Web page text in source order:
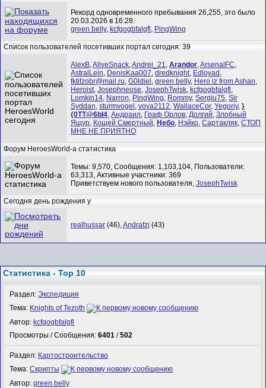
Рекорд одновременного пребывания 26,255, это было
20.03.2026 в 16:28.
green belly, kcfgogbfalgfl , PingWing
Список пользователей посетивших портал сегодня: 39
AlexB,AliveSnack,Andrei_21, Arandor,ArsenalFC,
AstralLein, DenisKaa007, dredknight, Edloyad ,
fktifzobr@mail.ru, G0ldiel , green belly, Hero iz from Ashan,
Heroist, Josephneose, JosephTwisk, kcfgogbfalgfl ,
Lomkin14, Narron, PingWing, Rommy, Sergiu75, Sir
Syddan, sturmvogel , vova2112, WallaceCor, Yegoriy, }
{0TT@6bI4, Андраил, Граф Орлов, Долгий, Злобный
Ящур, Кощей Смертный, Небо, Нэйко, Сартакляк, СТОП
МНЕ НЕ ПРИЯТНО
Форум HeroesWorld-а статистика
Темы: 9,570, Сообщения: 1,103,104, Пользователи:
63,313, Активные участники: 369
Приветствуем нового пользователя, JosephTwisk
Сегодня день рождения у
realhussar (46),Andrafzj (43)
Статистика - Top 10
Раздел:Экспедиция
Тема: Knights of Tezoth
Автор:kcfgogbfalgfl
Просмотры / Сообщения:6401 /502
Раздел: Картостроительство
Тема:Скрипты
Автор:green belly